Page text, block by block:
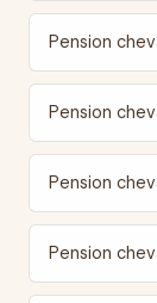
Pension
Pension
Pension
Pension